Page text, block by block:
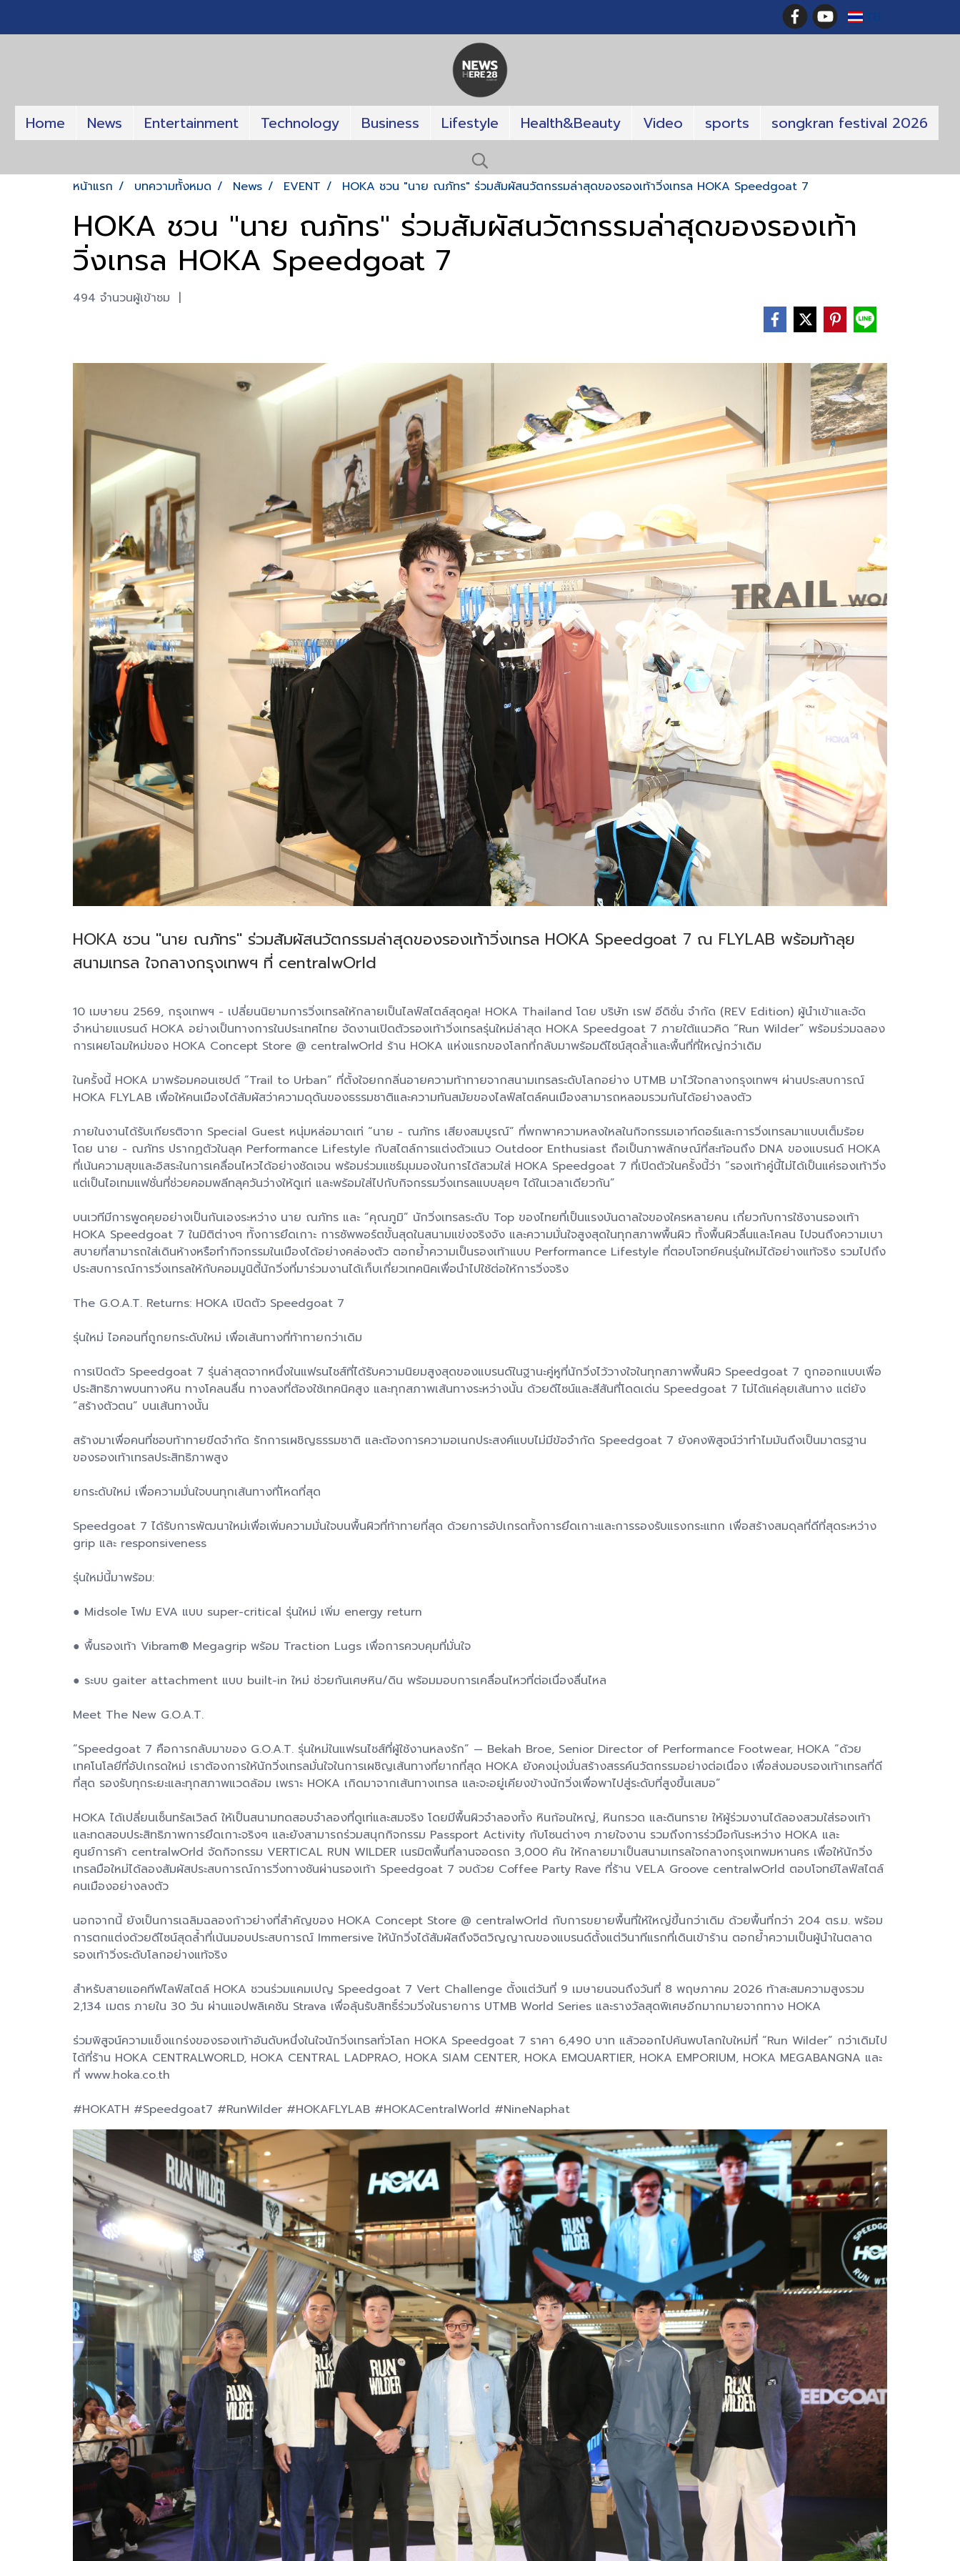
TH
Home News Entertainment Technology Business Lifestyle Health&Beauty Video sports songkran festival 2026
หน้าแรก บทความทั้งหมด News EVENT HOKA ชวน "นาย ณภัทร" ร่วมสัมผัสนวัตกรรมล่าสุดของรองเท้าวิ่งเทรล HOKA Speedgoat 7
HOKA ชวน "นาย ณภัทร" ร่วมสัมผัสนวัตกรรมล่าสุดของรองเท้า
วิ่งเทรล HOKA Speedgoat 7
494 จำนวนผู้เข้าชม |
HOKA ชวน "นาย ณภัทร" ร่วมสัมผัสนวัตกรรมล่าสุดของรองเท้าวิ่งเทรล HOKA Speedgoat 7 ณ FLYLAB พร้อมท้าลุย
สนามเทรล ใจกลางกรุงเทพฯ ที่ centralwOrld
10 เมษายน 2569, กรุงเทพฯ - เปลี่ยนนิยามการวิ่งเทรลให้กลายเป็นไลฟ์สไตล์สุดคูล! HOKA Thailand โดย บริษัท เรฟ อีดิชั่น จำกัด (REV Edition) ผู้นำเข้าและจัด
จำหน่ายแบรนด์ HOKA อย่างเป็นทางการในประเทศไทย จัดงานเปิดตัวรองเท้าวิ่งเทรลรุ่นใหม่ล่าสุด HOKA Speedgoat 7 ภายใต้แนวคิด “Run Wilder” พร้อมร่วมฉลอง
การเผยโฉมใหม่ของ HOKA Concept Store @ centralwOrld ร้าน HOKA แห่งแรกของโลกที่กลับมาพร้อมดีไซน์สุดล้ำและพื้นที่ที่ใหญ่กว่าเดิม
ในครั้งนี้ HOKA มาพร้อมคอนเซปต์ “Trail to Urban” ที่ตั้งใจยกกลิ่นอายความท้าทายจากสนามเทรลระดับโลกอย่าง UTMB มาไว้ใจกลางกรุงเทพฯ ผ่านประสบการณ์
HOKA FLYLAB เพื่อให้คนเมืองได้สัมผัสว่าความดุดันของธรรมชาติและความทันสมัยของไลฟ์สไตล์คนเมืองสามารถหลอมรวมกันได้อย่างลงตัว
ภายในงานได้รับเกียรติจาก Special Guest หนุ่มหล่อมาดเท่ “นาย - ณภัทร เสียงสมบูรณ์” ที่พกพาความหลงใหลในกิจกรรมเอาท์ดอร์และการวิ่งเทรลมาแบบเต็มร้อย
โดย นาย - ณภัทร ปรากฏตัวในลุค Performance Lifestyle กับสไตล์การแต่งตัวแนว Outdoor Enthusiast ถือเป็นภาพลักษณ์ที่สะท้อนถึง DNA ของแบรนด์ HOKA
ที่เน้นความสุขและอิสระในการเคลื่อนไหวได้อย่างชัดเจน พร้อมร่วมแชร์มุมมองในการได้สวมใส่ HOKA Speedgoat 7 ที่เปิดตัวในครั้งนี้ว่า “รองเท้าคู่นี้ไม่ได้เป็นแค่รองเท้าวิ่ง
แต่เป็นไอเทมแฟชั่นที่ช่วยคอมพลีทลุควันว่างให้ดูเท่ และพร้อมใส่ไปกับกิจกรรมวิ่งเทรลแบบลุยๆ ได้ในเวลาเดียวกัน”
บนเวทีมีการพูดคุยอย่างเป็นกันเองระหว่าง นาย ณภัทร และ “คุณภูมิ” นักวิ่งเทรลระดับ Top ของไทยที่เป็นแรงบันดาลใจของใครหลายคน เกี่ยวกับการใช้งานรองเท้า
HOKA Speedgoat 7 ในมิติต่างๆ ทั้งการยึดเกาะ การซัพพอร์ตขั้นสุดในสนามแข่งจริงจัง และความมั่นใจสูงสุดในทุกสภาพพื้นผิว ทั้งพื้นผิวลื่นและโคลน ไปจนถึงความเบา
สบายที่สามารถใส่เดินห้างหรือทำกิจกรรมในเมืองได้อย่างคล่องตัว ตอกย้ำความเป็นรองเท้าแบบ Performance Lifestyle ที่ตอบโจทย์คนรุ่นใหม่ได้อย่างแท้จริง รวมไปถึง
ประสบการณ์การวิ่งเทรลให้กับคอมมูนิตี้นักวิ่งที่มาร่วมงานได้เก็บเกี่ยวเทคนิคเพื่อนำไปใช้ต่อให้การวิ่งจริง
The G.O.A.T. Returns: HOKA เปิดตัว Speedgoat 7
รุ่นใหม่ ไอคอนที่ถูกยกระดับใหม่ เพื่อเส้นทางที่ท้าทายกว่าเดิม
การเปิดตัว Speedgoat 7 รุ่นล่าสุดจากหนึ่งในแฟรนไชส์ที่ได้รับความนิยมสูงสุดของแบรนด์ในฐานะคู่หูที่นักวิ่งไว้วางใจในทุกสภาพพื้นผิว Speedgoat 7 ถูกออกแบบเพื่อ
ประสิทธิภาพบนทางหิน ทางโคลนลื่น ทางลงที่ต้องใช้เทคนิคสูง และทุกสภาพเส้นทางระหว่างนั้น ด้วยดีไซน์และสีสันที่โดดเด่น Speedgoat 7 ไม่ได้แค่ลุยเส้นทาง แต่ยัง
“สร้างตัวตน” บนเส้นทางนั้น
สร้างมาเพื่อคนที่ชอบท้าทายขีดจำกัด รักการเผชิญธรรมชาติ และต้องการความอเนกประสงค์แบบไม่มีข้อจำกัด Speedgoat 7 ยังคงพิสูจน์ว่าทำไมมันถึงเป็นมาตรฐาน
ของรองเท้าเทรลประสิทธิภาพสูง
ยกระดับใหม่ เพื่อความมั่นใจบนทุกเส้นทางที่โหดที่สุด
Speedgoat 7 ได้รับการพัฒนาใหม่เพื่อเพิ่มความมั่นใจบนพื้นผิวที่ท้าทายที่สุด ด้วยการอัปเกรดทั้งการยึดเกาะและการรองรับแรงกระแทก เพื่อสร้างสมดุลที่ดีที่สุดระหว่าง
grip และ responsiveness
รุ่นใหม่นี้มาพร้อม:
● Midsole โฟม EVA แบบ super-critical รุ่นใหม่ เพิ่ม energy return
● พื้นรองเท้า Vibram® Megagrip พร้อม Traction Lugs เพื่อการควบคุมที่มั่นใจ
● ระบบ gaiter attachment แบบ built-in ใหม่ ช่วยกันเศษหิน/ดิน พร้อมมอบการเคลื่อนไหวที่ต่อเนื่องลื่นไหล
Meet The New G.O.A.T.
“Speedgoat 7 คือการกลับมาของ G.O.A.T. รุ่นใหม่ในแฟรนไชส์ที่ผู้ใช้งานหลงรัก” — Bekah Broe, Senior Director of Performance Footwear, HOKA “ด้วย
เทคโนโลยีที่อัปเกรดใหม่ เราต้องการให้นักวิ่งเทรลมั่นใจในการเผชิญเส้นทางที่ยากที่สุด HOKA ยังคงมุ่งมั่นสร้างสรรค์นวัตกรรมอย่างต่อเนื่อง เพื่อส่งมอบรองเท้าเทรลที่ดี
ที่สุด รองรับทุกระยะและทุกสภาพแวดล้อม เพราะ HOKA เกิดมาจากเส้นทางเทรล และจะอยู่เคียงข้างนักวิ่งเพื่อพาไปสู่ระดับที่สูงขึ้นเสมอ”
HOKA ได้เปลี่ยนเซ็นทรัลเวิลด์ ให้เป็นสนามทดสอบจำลองที่ดูเท่และสมจริง โดยมีพื้นผิวจำลองทั้ง หินก้อนใหญ่, หินกรวด และดินทราย ให้ผู้ร่วมงานได้ลองสวมใส่รองเท้า
และทดสอบประสิทธิภาพการยึดเกาะจริงๆ และยังสามารถร่วมสนุกกิจกรรม Passport Activity กับโซนต่างๆ ภายใจงาน รวมถึงการร่วมือกันระหว่าง HOKA และ
ศูนย์การค้า centralwOrld จัดกิจกรรม VERTICAL RUN WILDER เนรมิตพื้นที่ลานจอดรถ 3,000 คัน ให้กลายมาเป็นสนามเทรลใจกลางกรุงเทพมหานคร เพื่อให้นักวิ่ง
เทรลมือใหม่ได้ลองสัมผัสประสบการณ์การวิ่งทางชันผ่านรองเท้า Speedgoat 7 จบด้วย Coffee Party Rave ที่ร้าน VELA Groove centralwOrld ตอบโจทย์ไลฟ์สไตล์
คนเมืองอย่างลงตัว
นอกจากนี้ ยังเป็นการเฉลิมฉลองก้าวย่างที่สำคัญของ HOKA Concept Store @ centralwOrld กับการขยายพื้นที่ให้ใหญ่ขึ้นกว่าเดิม ด้วยพื้นที่กว่า 204 ตร.ม. พร้อม
การตกแต่งด้วยดีไซน์สุดล้ำที่เน้นมอบประสบการณ์ Immersive ให้นักวิ่งได้สัมผัสถึงจิตวิญญาณของแบรนด์ตั้งแต่วินาทีแรกที่เดินเข้าร้าน ตอกย้ำความเป็นผู้นำในตลาด
รองเท้าวิ่งระดับโลกอย่างแท้จริง
สำหรับสายแอคทีฟไลฟ์สไตล์ HOKA ชวนร่วมแคมเปญ Speedgoat 7 Vert Challenge ตั้งแต่วันที่ 9 เมษายนจนถึงวันที่ 8 พฤษภาคม 2026 ท้าสะสมความสูงรวม
2,134 เมตร ภายใน 30 วัน ผ่านแอปพลิเคชัน Strava เพื่อลุ้นรับสิทธิ์ร่วมวิ่งในรายการ UTMB World Series และรางวัลสุดพิเศษอีกมากมายจากทาง HOKA
ร่วมพิสูจน์ความแข็งแกร่งของรองเท้าอันดับหนึ่งในใจนักวิ่งเทรลทั่วโลก HOKA Speedgoat 7 ราคา 6,490 บาท แล้วออกไปค้นพบโลกใบใหม่ที่ “Run Wilder” กว่าเดิมไป
ได้ที่ร้าน HOKA CENTRALWORLD, HOKA CENTRAL LADPRAO, HOKA SIAM CENTER, HOKA EMQUARTIER, HOKA EMPORIUM, HOKA MEGABANGNA และ
ที่ www.hoka.co.th
#HOKATH #Speedgoat7 #RunWilder #HOKAFLYLAB #HOKACentralWorld #NineNaphat